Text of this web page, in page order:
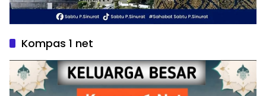
Kompas 1 net